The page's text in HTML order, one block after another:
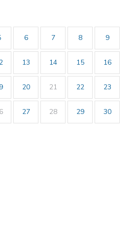
6 7 8 9
13 14 15 16
20 21 22 23
27 28 29 30